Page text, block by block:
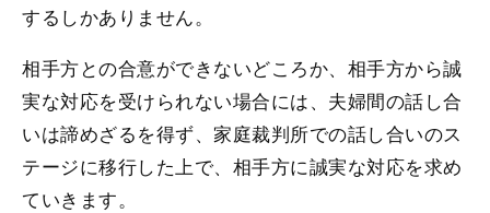
するしかありません。
相手方との合意ができないどころか、相手方から誠
実な対応を受けられない場合には、夫婦間の話し合
いは諦めざるを得ず、家庭裁判所での話し合いのス
テージに移行した上で、相手方に誠実な対応を求め
ていきます。